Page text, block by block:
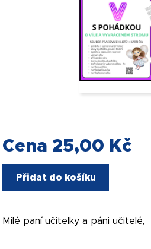
Cena 25,00 Kč
Přidat do košíku
Milé paní učitelky a páni učitelé,